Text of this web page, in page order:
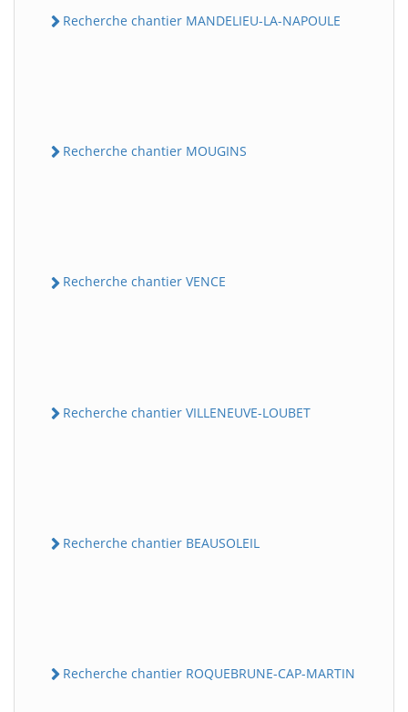
Recherche chantier MANDELIEU-LA-NAPOULE
Recherche chantier MOUGINS
Recherche chantier VENCE
Recherche chantier VILLENEUVE-LOUBET
Recherche chantier BEAUSOLEIL
Recherche chantier ROQUEBRUNE-CAP-MARTIN